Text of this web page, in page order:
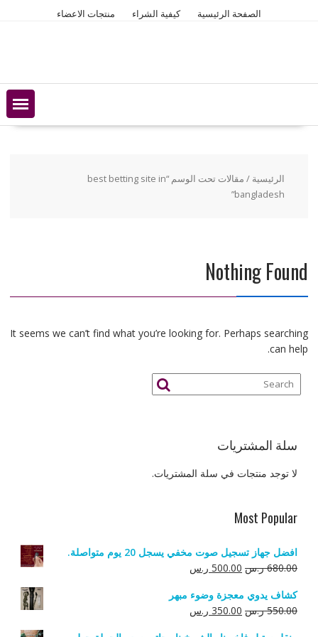
الصفحة الرئيسية كيفية الشراء منتجات الاعضاء
الرئيسية
/ مقالات تحت الوسم “best betting site in
bangladesh”
Nothing Found
It seems we can’t find what you’re looking for. Perhaps searching
can help.
سلة المشتريات
لا توجد منتجات في سلة المشتريات.
Most Popular
افضل جهاز تسجيل صوت مخفي يسجل 20 يوم متواصلة.
680.00 ر.س السعر
هو:
680.00 ر.س.
500.00 ر.سالسعر
هو:
500.00 ر.س.
كشاف يدوي معجزة وضوء مبهر
550.00 ر.س السعر
350.00 ر.سالسعر